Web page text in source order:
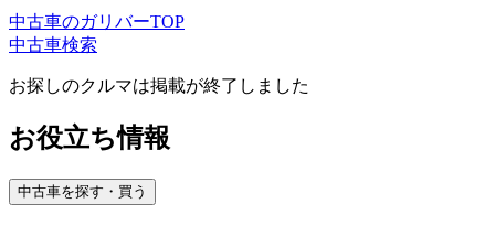
中古車のガリバーTOP
中古車検索
お探しのクルマは掲載が終了しました
お役立ち情報
中古車を探す・買う